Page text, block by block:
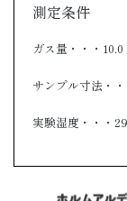
測定条件
ガス量・・・
サンプル寸法・
実験湿度・・・